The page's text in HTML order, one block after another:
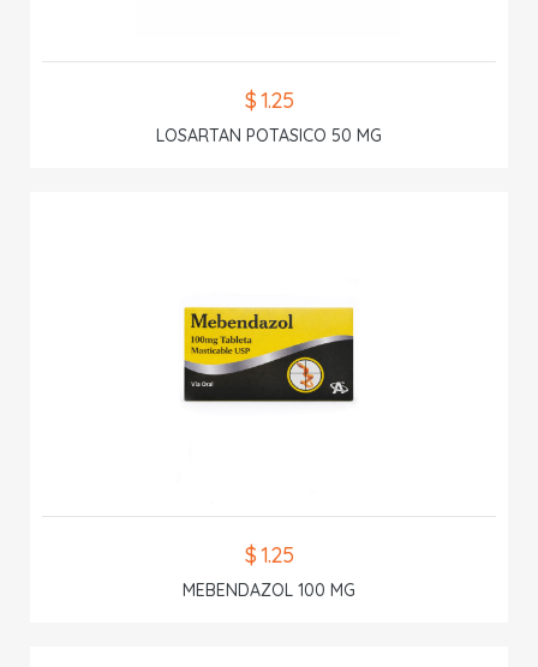
$ 1.25
LOSARTAN POTASICO 50 MG
$ 1.25
MEBENDAZOL 100 MG